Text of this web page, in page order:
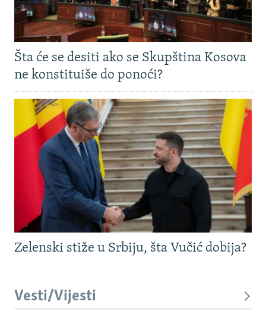
Šta će se desiti ako se Skupština Kosova
ne konstituiše do ponoći?
Zelenski stiže u Srbiju, šta Vučić dobija?
Vesti/Vijesti